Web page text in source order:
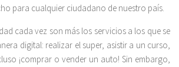
para cualquier ciudadano de nuestro país.
cada vez son más los servicios a los que se
digital: realizar el super, asistir a un curso,
¡comprar o vender un auto! Sin embargo,